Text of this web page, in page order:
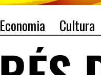
Economia Cultura